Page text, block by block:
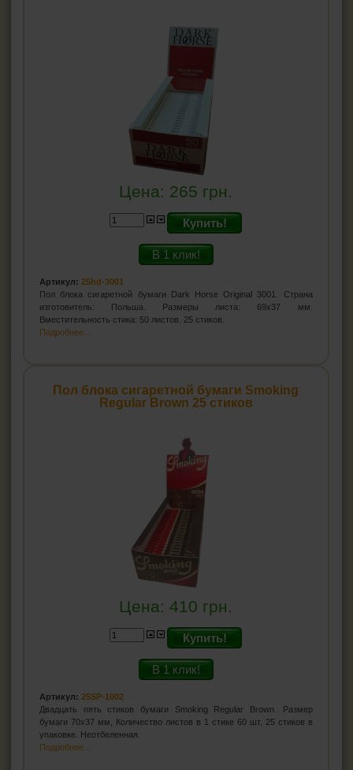
Цена: 265 грн.
Купить!
В 1 клик!
Артикул: 25hd-3001
Пол блока сигаретной бумаги Dark Horse Original 3001. Страна
изготовитель: Польша. Размеры листа: 69х37 мм.
Вместительность стика: 50 листов. 25 стиков.
Подробнее...
Пол блока сигаретной бумаги Smoking
Regular Brown 25 стиков
Цена:410 грн.
Купить!
В 1 клик!
Артикул: 25SP-1002
Двадцать пять стиков бумаги Smoking Regular Brown. Размер
бумаги 70х37 мм, Количество листов в 1 стике 60 шт, 25 стиков в
упаковке. Неотбеленная.
Подробнее...